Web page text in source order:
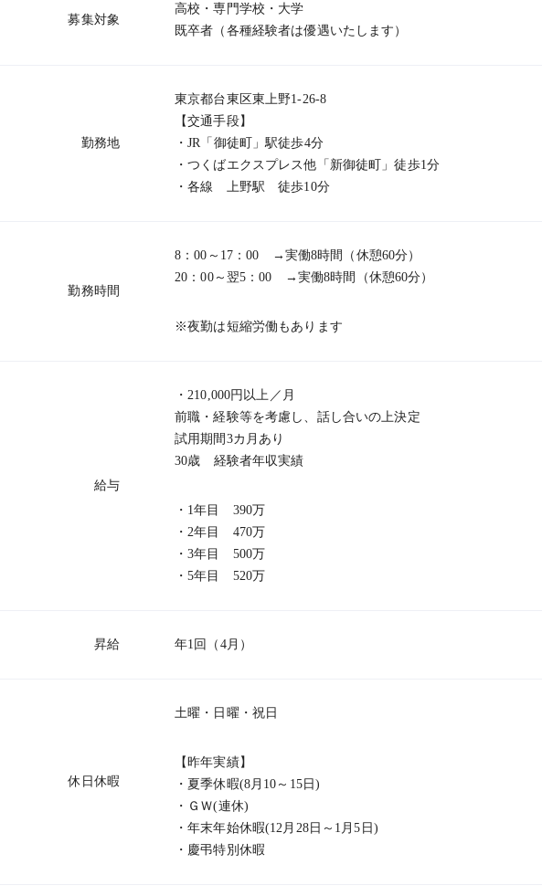
募集対象
高校・専門学校・大学
既卒者（各種経験者は優遇いたします）
勤務地
東京都台東区東上野1-26-8
【交通手段】
・JR「御徒町」駅徒歩4分
・つくばエクスプレス他「新御徒町」徒歩1分
・各線 上野駅 徒歩10分
勤務時間
8：00～17：00 →実働8時間（休憩60分）
20：00～翌5：00 →実働8時間（休憩60分）
※夜勤は短縮労働もあります
給与
・210,000円以上／月
前職・経験等を考慮し、話し合いの上決定
試用期間3カ月あり
30歳 経験者年収実績
・1年目 390万
・2年目 470万
・3年目 500万
・5年目 520万
昇給 年1回（4月）
休日休暇
土曜・日曜・祝日
【昨年実績】
・夏季休暇(8月10～15日)
・ＧＷ(連休)
・年末年始休暇(12月28日～1月5日)
・慶弔特別休暇